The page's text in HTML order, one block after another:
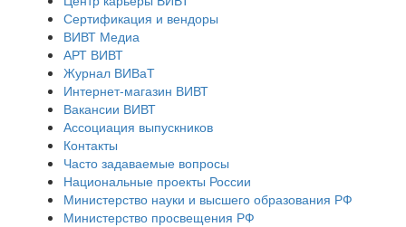
Сертификация и вендоры
ВИВТ Медиа
АРТ ВИВТ
Журнал ВИВаТ
Интернет-магазин ВИВТ
Вакансии ВИВТ
Ассоциация выпускников
Контакты
Часто задаваемые вопросы
Национальные проекты России
Министерство науки и высшего образования РФ
Министерство просвещения РФ